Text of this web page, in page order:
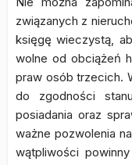
związanych z
księgę wieczystą,
wolne od obciążeń
praw osób trzecich.
do zgodności
posiadania oraz
ważne pozwolenia
wątpliwości